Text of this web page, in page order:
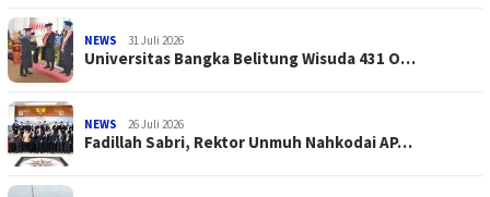
NEWS 31 Juli 2026
Universitas Bangka Belitung Wisuda 431 O…
NEWS 26 Juli 2026
Fadillah Sabri, Rektor Unmuh Nahkodai AP…